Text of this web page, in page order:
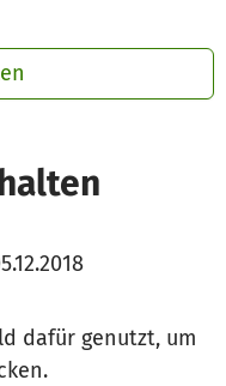
dafür genutzt, um